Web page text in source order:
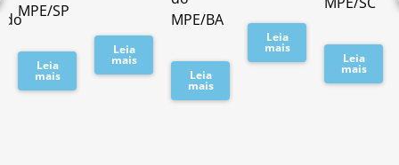
MPE/SP
Leia
mais
Leia
mais
MPE/BA
Leia
mais
Leia
mais
Leia
mais